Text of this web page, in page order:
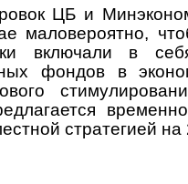
ЦБ и
маловероятно,
включали в
фондов в
стратегией на